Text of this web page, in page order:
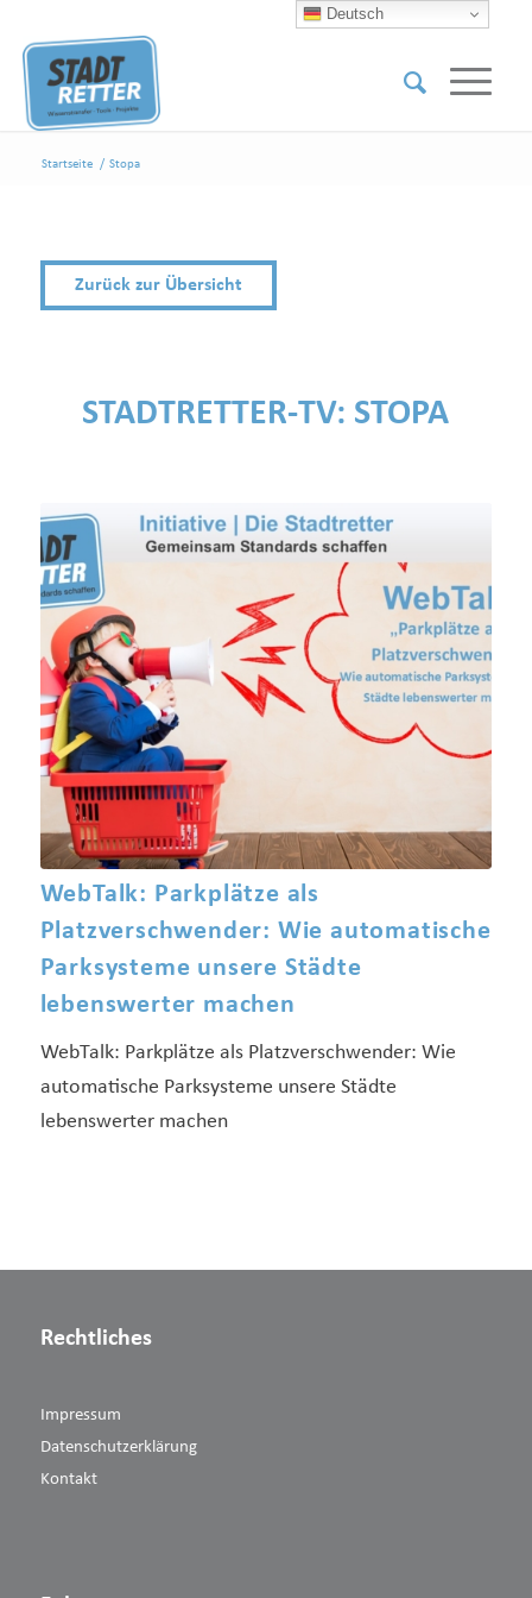
Startseite / Stopa
Zurück zur Übersicht
STADTRETTER-TV: STOPA
WebTalk: Parkplätze als
Platzverschwender: Wie automatische
Parksysteme unsere Städte
lebenswerter machen
WebTalk: Parkplätze als Platzverschwender: Wie
automatische Parksysteme unsere Städte
lebenswerter machen
Rechtliches
Impressum
Datenschutzerklärung
Kontakt
Deutsch